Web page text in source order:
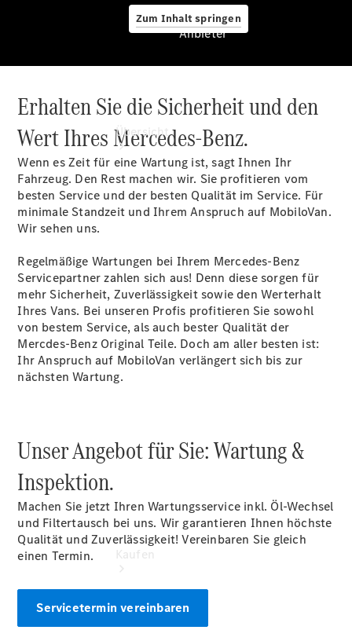
Zum Inhalt springen
Anbieter
Übersicht
Startseite
Ansprechpartner
finden
Probefahrt
vereinbaren
Beratung
vereinbaren
Servicetermin
Anbieter
Erhalten Sie die Sicherheit und den
Wert Ihres Mercedes-Benz.
Wenn es Zeit für eine Wartung ist, sagt Ihnen Ihr
Fahrzeug. Den Rest machen wir. Sie profitieren vom
besten Service und der besten Qualität im Service. Für
minimale Standzeit und Ihrem Anspruch auf MobiloVan.
Wir sehen uns.
Regelmäßige Wartungen bei Ihrem Mercedes-Benz
Servicepartner zahlen sich aus! Denn diese sorgen für
mehr Sicherheit, Zuverlässigkeit sowie den Werterhalt
Ihres Vans. Bei unseren Profis profitieren Sie sowohl
von bestem Service, als auch bester Qualität der
Mercdes-Benz Original Teile. Doch am aller besten ist:
Ihr Anspruch auf MobiloVan verlängert sich bis zur
nächsten Wartung.
Unser Angebot für Sie: Wartung &
Inspektion.
Machen Sie jetzt Ihren Wartungsservice inkl. Öl-Wechsel
und Filtertausch bei uns. Wir garantieren Ihnen höchste
Qualität und Zuverlässigkeit! Vereinbaren Sie gleich
einen Termin.
Servicetermin vereinbaren